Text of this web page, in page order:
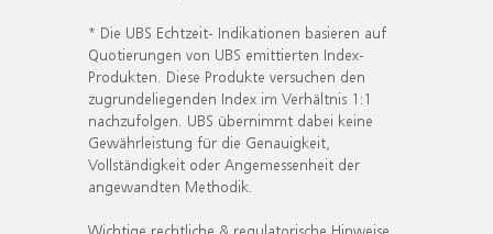
* Die UBS Echtzeit- Indikationen basieren auf
Quotierungen von UBS emittierten Index-
Produkten. Diese Produkte versuchen den
zugrundeliegenden Index im Verhältnis 1:1
nachzufolgen. UBS übernimmt dabei keine
Gewährleistung für die Genauigkeit,
Vollständigkeit oder Angemessenheit der
angewandten Methodik.